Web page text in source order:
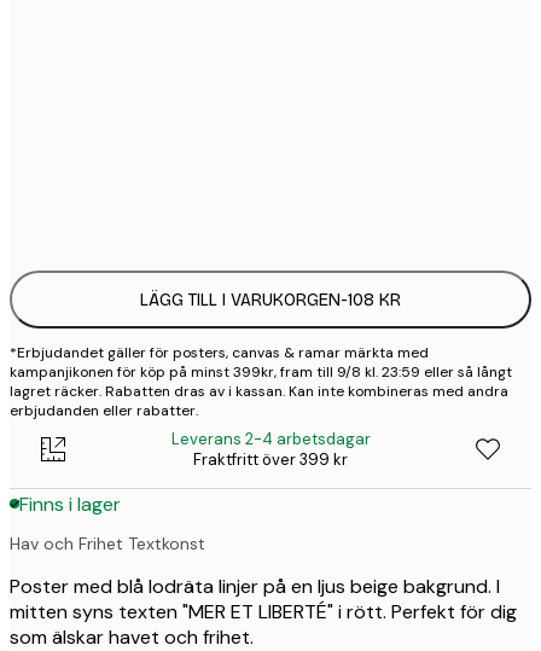
LÄGG TILL I VARUKORGEN-108 KR
*Erbjudandet gäller för posters, canvas & ramar märkta med
kampanjikonen för köp på minst 399kr, fram till 9/8 kl. 23:59 eller så långt
lagret räcker. Rabatten dras av i kassan. Kan inte kombineras med andra
erbjudanden eller rabatter.
Leverans 2-4 arbetsdagar
Fraktfritt över 399 kr
Finns i lager
Hav och Frihet Textkonst
Poster med blå lodräta linjer på en ljus beige bakgrund. I
mitten syns texten "MER ET LIBERTÉ" i rött. Perfekt för dig
som älskar havet och frihet.